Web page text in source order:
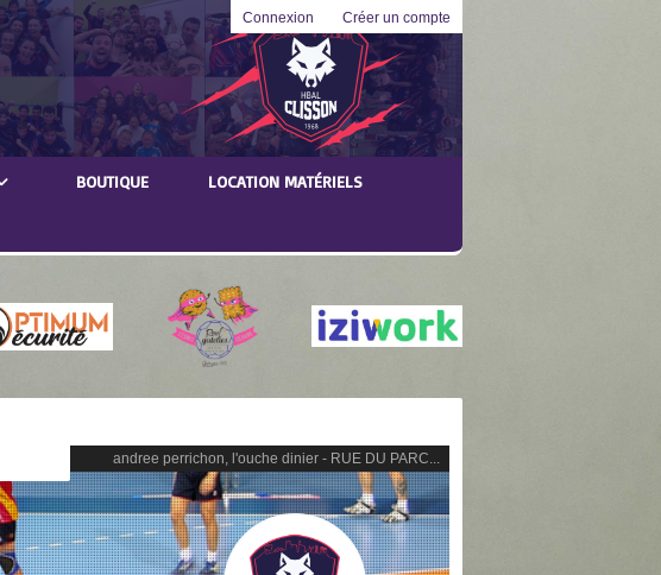
Connexion Créer un compte
BOUTIQUE LOCATION MATÉRIELS
andree perrichon, l'ouche dinier - RUE DU PARC...